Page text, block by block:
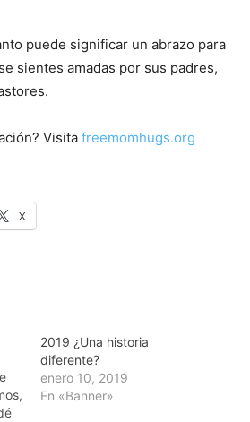
puede significar un abrazo para
sientes amadas por sus padres,
Visita freemomhugs.org
X
2019 ¿Una historia
diferente?
enero 10, 2019
En «Banner»